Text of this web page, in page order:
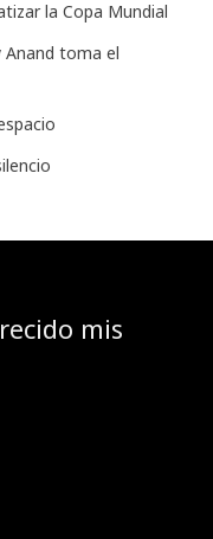
la Copa Mundial
Anand toma el
mis